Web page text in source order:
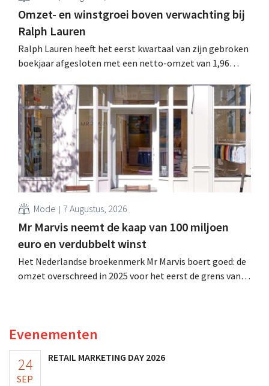
Omzet- en winstgroei boven verwachting bij
Ralph Lauren
Ralph Lauren heeft het eerst kwartaal van zijn gebroken
boekjaar afgesloten met een netto-omzet van 1,96
is dan een jaar eerder. Na die beter dan verwachte start
verhoogt het bedrijf ook zijn vooruitzichten voor het
volledige boekjaar.
Mode 7 Augustus, 2026
Mr Marvis neemt de kaap van 100 miljoen
euro en verdubbelt winst
Het Nederlandse broekenmerk Mr Marvis boert goed: de
omzet overschreed in 2025 voor het eerst de grens van
Evenementen
24
SEP
RETAIL MARKETING DAY 2026